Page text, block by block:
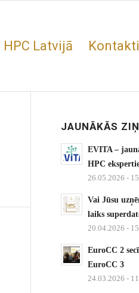
HPC Latvijā Kontakti
JAUNĀKĀS
EVITA –
HPC
26.05.2026 -
Vai Jūsu
laiks
20.04.2026 -
EuroCC 2
EuroCC 3
24.03.2026 -